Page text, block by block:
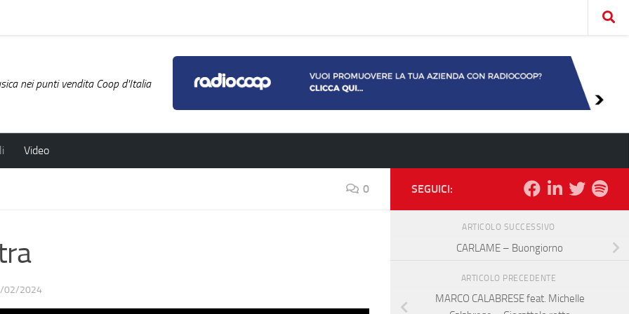
nei punti vendita Coop d'Italia
Video
0
02/2024
SEGUICI:
ARTICOLO SUCCESSIVO
CARLAME – Buongiorno
ARTICOLO PRECEDENTE
MARCO CALABRESE feat. Michelle